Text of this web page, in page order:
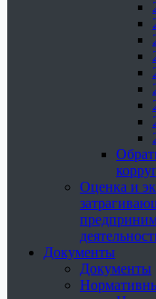
Оценка и
Документы
Документы